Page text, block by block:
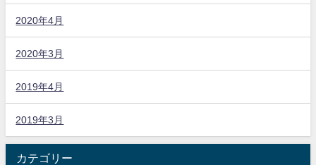
2020年4月
2020年3月
2019年4月
2019年3月
カテゴリー